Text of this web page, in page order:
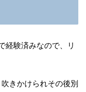
経験済みなので、リ
きかけられその後別